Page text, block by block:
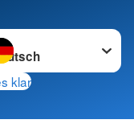
wechseln zu
klar